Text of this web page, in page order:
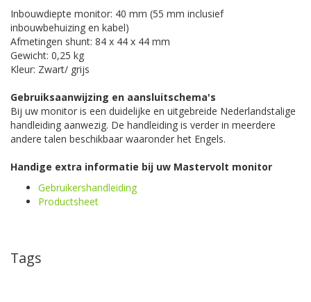
Inbouwdiepte monitor: 40 mm (55 mm inclusief
inbouwbehuizing en kabel)
Afmetingen shunt: 84 x 44 x 44 mm
Gewicht: 0,25 kg
Kleur: Zwart/ grijs
Gebruiksaanwijzing en aansluitschema's
Bij uw monitor is een duidelijke en uitgebreide Nederlandstalige
handleiding aanwezig. De handleiding is verder in meerdere
andere talen beschikbaar waaronder het Engels.
Handige extra informatie bij uw Mastervolt monitor
Gebruikershandleiding
Productsheet
Tags